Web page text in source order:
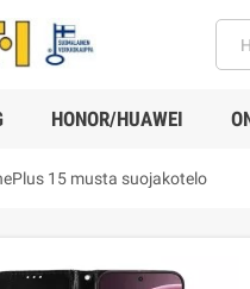
HONOR/HUAWEI
15 musta suojakotelo